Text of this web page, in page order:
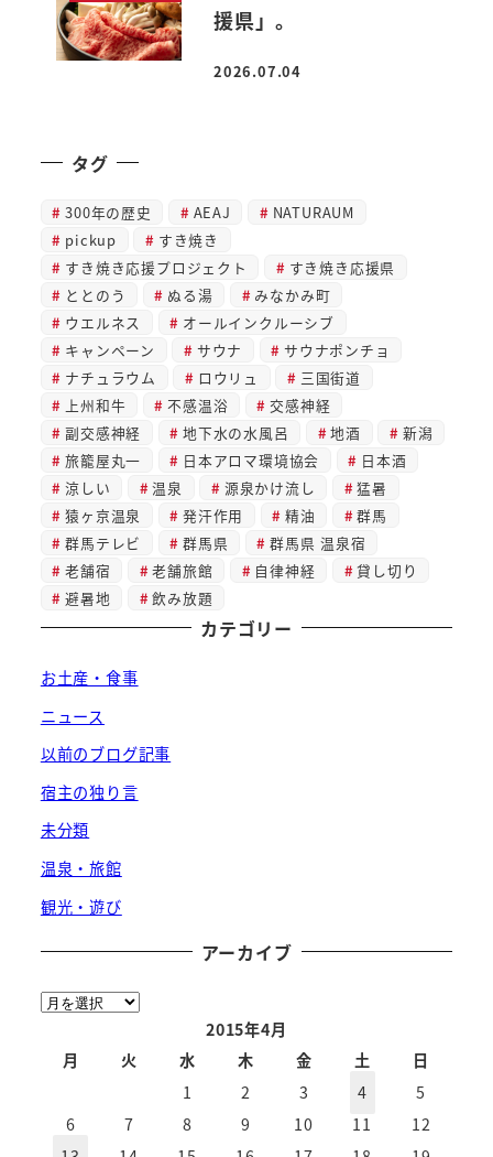
援県」。
投稿日
2026.07.04
タグ
300年の歴史 AEAJ
NATURAUM
pickup
すき焼き
すき焼き応援プロジェクト
すき焼き応援県
ととのう
ぬる湯
みなかみ町
ウエルネス
オールインクルーシブ
キャンペーン
サウナ
サウナポンチョ
ナチュラウム
ロウリュ
三国街道
上州和牛
不感温浴
交感神経
副交感神経
地下水の水風呂 地酒
新潟
旅籠屋丸一
日本アロマ環境協会
日本酒
涼しい
温泉 源泉かけ流し
猛暑
猿ヶ京温泉
発汗作用 精油
群馬
群馬テレビ
群馬県
群馬県 温泉宿
老舗宿
老舗旅館 自律神経
貸し切り
避暑地
飲み放題
カテゴリー
お土産・食事
ニュース
以前のブログ記事
宿主の独り言
未分類
温泉・旅館
観光・遊び
アーカイブ
ア
2015年4月
月
火 水 木 金 土
日
1
2 3 4
5
6
7 8 9 10 11
12